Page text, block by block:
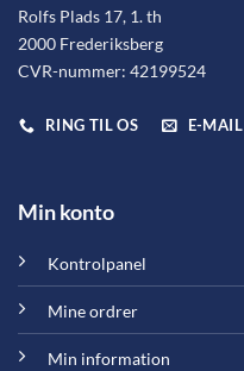
Rolfs Plads 17, 1. th
2000 Frederiksberg
CVR-nummer: 42199524
RING TIL OS E-MAIL
Min konto
Kontrolpanel
Mine ordrer
Min information